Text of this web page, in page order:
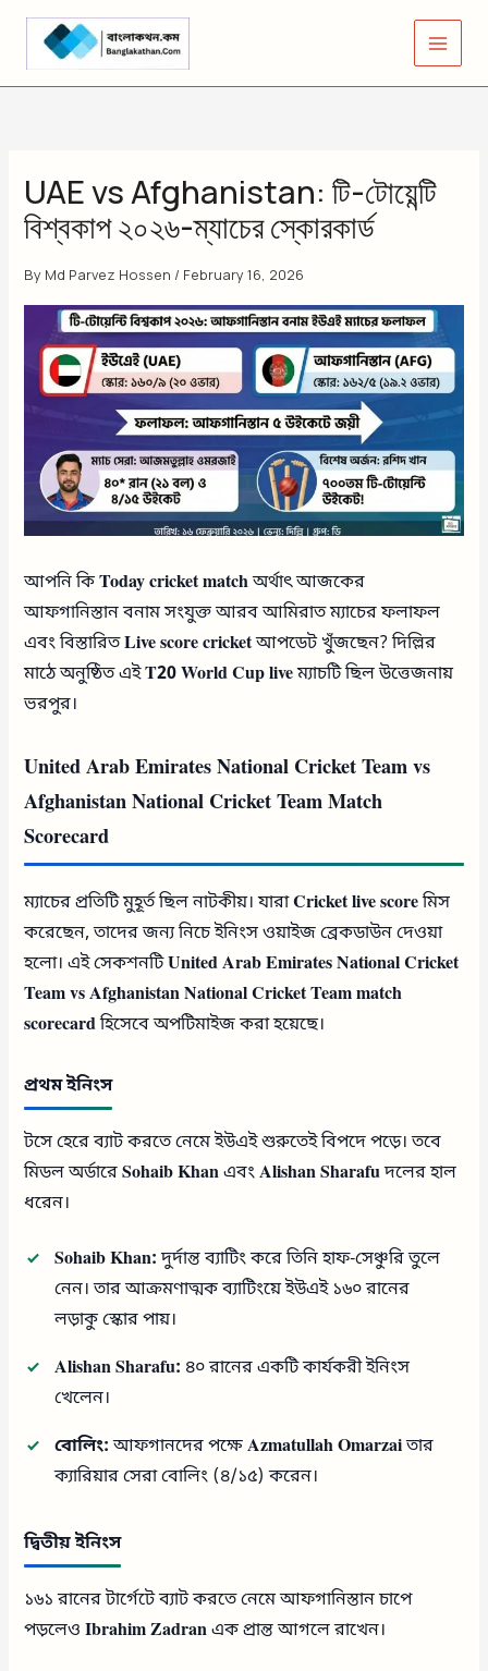
Skip
content
UAE vs Afghanistan: টি-টোয়েন্টি
বিশ্বকাপ ২০২৬-ম্যাচের স্কোরকার্ড
By Md Parvez Hossen / February 16, 2026
আপনি কিToday cricket matchঅর্থাৎ আজকের
আফগানিস্তান বনাম সংযুক্ত আরব আমিরাত ম্যাচের ফলাফল
এবং বিস্তারিতLive score cricketআপডেট খুঁজছেন? দিল্লির
মাঠে অনুষ্ঠিত এইT20 World Cup liveম্যাচটি ছিল উত্তেজনায়
ভরপুর।
United Arab Emirates National Cricket Team vs
Afghanistan National Cricket Team Match
Scorecard
ম্যাচের প্রতিটি মুহূর্ত ছিল নাটকীয়। যারাCricket live scoreমিস
করেছেন, তাদের জন্য নিচে ইনিংস ওয়াইজ ব্রেকডাউন দেওয়া
হলো। এই সেকশনটিUnited Arab Emirates National Cricket
Team vs Afghanistan National Cricket Team match
scorecardহিসেবে অপটিমাইজ করা হয়েছে।
প্রথম ইনিংস
টসে হেরে ব্যাট করতে নেমে ইউএই শুরুতেই বিপদে পড়ে। তবে
মিডল অর্ডারেSohaib KhanএবংAlishan Sharafuদলের হাল
ধরেন।
Sohaib Khan:দুর্দান্ত ব্যাটিং করে তিনি হাফ-সেঞ্চুরি তুলে
নেন। তার আক্রমণাত্মক ব্যাটিংয়ে ইউএই ১৬০ রানের
লড়াকু স্কোর পায়।
Alishan Sharafu: ৪০ রানের একটি কার্যকরী ইনিংস
খেলেন।
বোলিং:আফগানদের পক্ষেAzmatullah Omarzaiতার
ক্যারিয়ার সেরা বোলিং (৪/১৫) করেন।
দ্বিতীয় ইনিংস
১৬১ রানের টার্গেটে ব্যাট করতে নেমে আফগানিস্তান চাপে
পড়লেওIbrahim Zadranএক প্রান্ত আগলে রাখেন।